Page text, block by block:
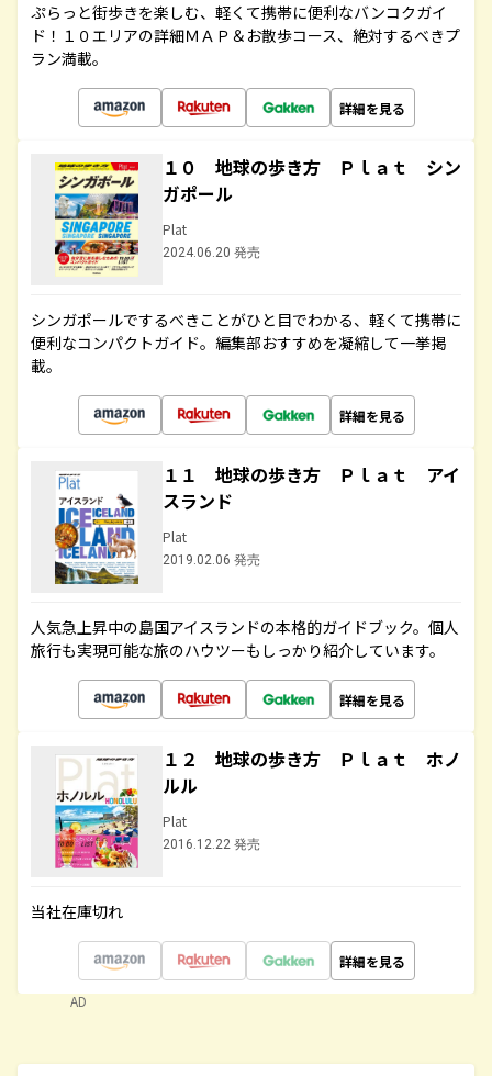
ぷらっと街歩きを楽しむ、軽くて携帯に便利なバンコクガイ
ド！１０エリアの詳細ＭＡＰ＆お散歩コース、絶対するべきプ
ラン満載。
詳細を見る
１０ 地球の歩き方 Ｐｌａｔ シン
ガポール
Plat
2024.06.20 発売
シンガポールでするべきことがひと目でわかる、軽くて携帯に
便利なコンパクトガイド。編集部おすすめを凝縮して一挙掲
載。
詳細を見る
１１ 地球の歩き方 Ｐｌａｔ アイ
スランド
Plat
2019.02.06 発売
人気急上昇中の島国アイスランドの本格的ガイドブック。個人
旅行も実現可能な旅のハウツーもしっかり紹介しています。
詳細を見る
１２ 地球の歩き方 Ｐｌａｔ ホノ
ルル
Plat
2016.12.22 発売
当社在庫切れ
詳細を見る
AD